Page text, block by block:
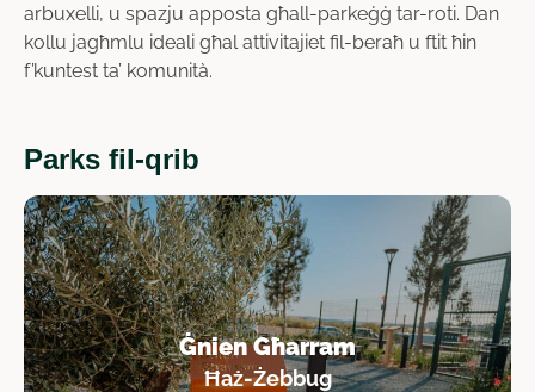
arbuxelli, u spazju apposta għall-parkeġġ tar-roti. Dan
kollu jagħmlu ideali għal attivitajiet fil-beraħ u ftit ħin
f’kuntest ta’ komunità.
Parks fil-qrib
Ġnien Għarram
Ħaż-Żebbug